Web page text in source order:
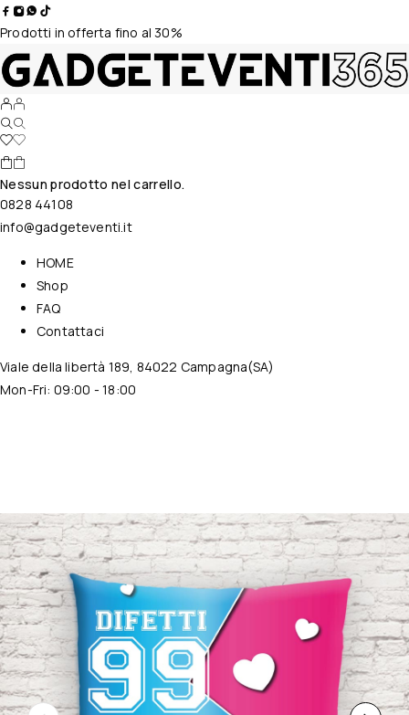
Prodotti in offerta fino al 30%
Nessun prodotto nel carrello.
0828 44108
info@gadgeteventi.it
HOME
Shop
FAQ
Contattaci
Viale della libertà 189, 84022 Campagna(SA)
Mon-Fri: 09:00 - 18:00